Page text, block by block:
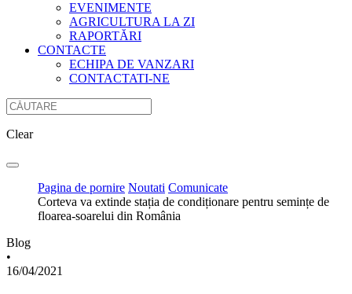
EVENIMENTE
AGRICULTURA LA ZI
RAPORTĂRI
CONTACTE
ECHIPA DE VANZARI
CONTACTATI-NE
Clear
Pagina de pornire Noutati Comunicate
Сorteva va extinde stația de condiționare pentru semințe de
floarea-soarelui din România
Blog
•
16/04/2021